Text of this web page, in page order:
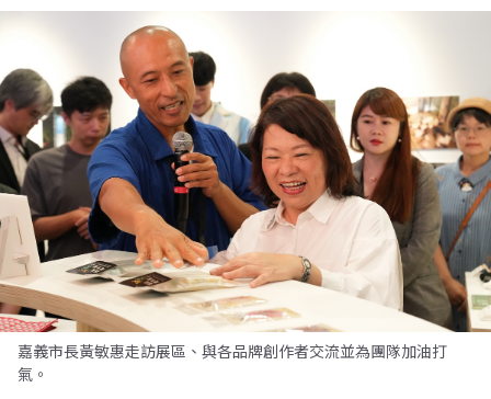
嘉義市長黃敏惠走訪展區、與各品牌創作者交流並為團隊加油打
氣。